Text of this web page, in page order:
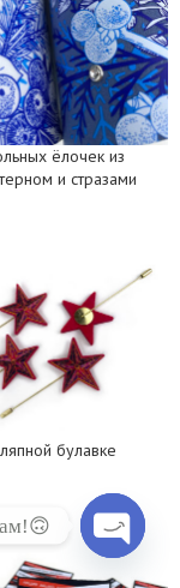
ёлочек из
и стразами
булавке